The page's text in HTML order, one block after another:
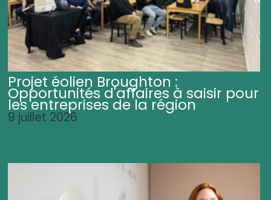
Projet éolien Broughton :
Opportunités d'affaires à saisir pour
les entreprises de la région
9 juillet 2026